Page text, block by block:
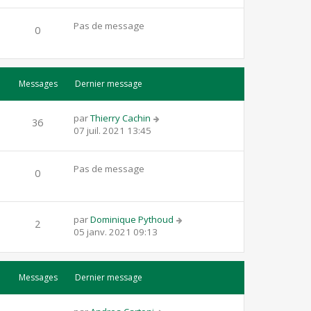
0 Pas de message
Messages Dernier message
36 parThierry Cachin
07 juil. 2021 13:45
0 Pas de message
2 parDominique Pythoud
05 janv. 2021 09:13
Messages Dernier message